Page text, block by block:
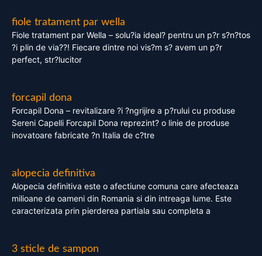
fiole tratament par wella
Fiole tratament par Wella – solu?ia ideal? pentru un p?r s?n?tos
?i plin de via??! Fiecare dintre noi vis?m s? avem un p?r
perfect, str?lucitor
forcapil dona
Forcapil Dona – revitalizare ?i ?ngrijire a p?rului cu produse
Sereni Capelli Forcapil Dona reprezint? o linie de produse
inovatoare fabricate ?n Italia de c?tre
alopecia definitiva
Alopecia definitiva este o afectiune comuna care afecteaza
milioane de oameni din Romania si din intreaga lume. Este
caracterizata prin pierderea partiala sau completa a
3 sticle de sampon